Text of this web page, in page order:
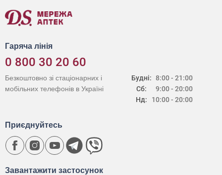
Гаряча лінія
0 800 30 20 60
Будні:
Сб:
Нд:
8:00 - 21:00
9:00 - 20:00
10:00 - 20:00
Безкоштовно зі стаціонарних і
мобільних телефонів в Україні
Завантажити застосунок
Приєднуйтесь